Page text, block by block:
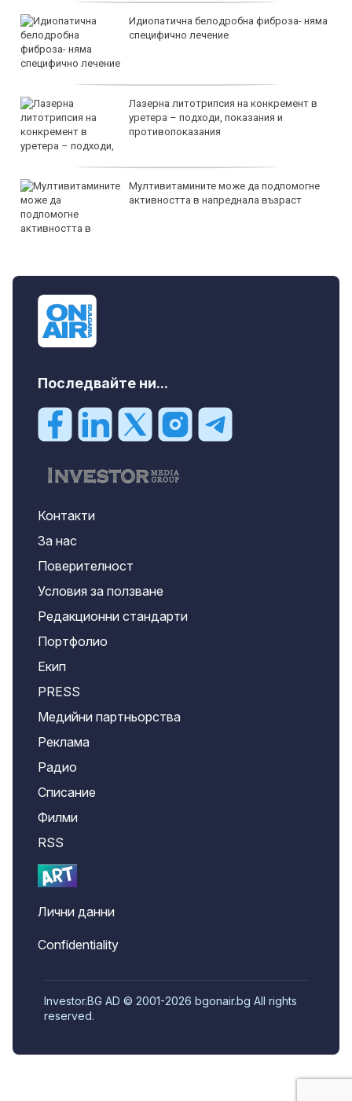
Идиопатична белодробна фиброза- няма
специфично лечение
Лазерна литотрипсия на конкремент в
уретера – подходи, показания и
противопоказания
Мултивитамините може да подпомогне
активността в напреднала възраст
Последвайте ни...
Контакти
За нас
Поверителност
Условия за ползване
Редакционни стандарти
Портфолио
Екип
PRESS
Медийни партньорства
Реклама
Радио
Списание
Филми
RSS
Лични данни
Confidentiality
Investor.BG AD © 2001-2026 bgonair.bg All rights
reserved.